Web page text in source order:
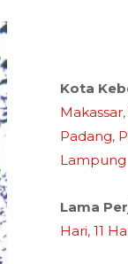
Kota
Makassar,
Padang,
Lampung
Lama
Hari, 11